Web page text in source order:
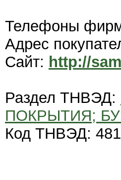
Телефоны
Адрес
Сайт: http://
Раздел ТНВЭД:
ПОКРЫТИЯ;
Код ТНВЭД: